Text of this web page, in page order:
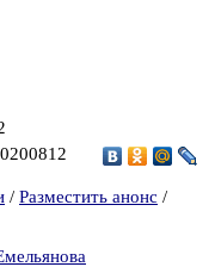
/ Разместить анонс /